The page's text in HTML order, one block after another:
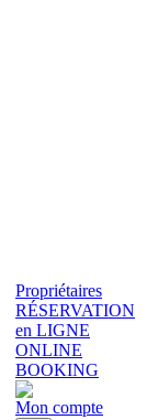
Propriétaires
RÉSERVATION
en LIGNE
ONLINE
BOOKING
Mon compte